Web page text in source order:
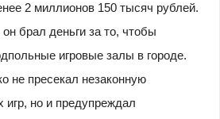
2 миллионов 150 тысяч рублей.
брал деньги за то, чтобы
игровые залы в городе.
не пресекал незаконную
игр, но и предупреждал